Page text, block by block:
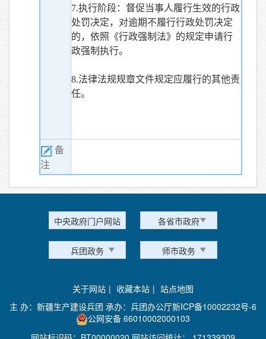
7.执行阶段：督促当事人履行生效的行政
处罚决定，对逾期不履行行政处罚决定
的，依照《行政强制法》的规定申请行
政强制执行。
8.法律法规规章文件规定应履行的其他责
任。
备
注
中央政府门户网站 各省市政府
兵团政务 师市政务
关于网站 | 收藏本站 | 站点地图
主 办：新疆生产建设兵团 承办：兵团办公厅新ICP备10002232号-6
公网安备 66010002000103